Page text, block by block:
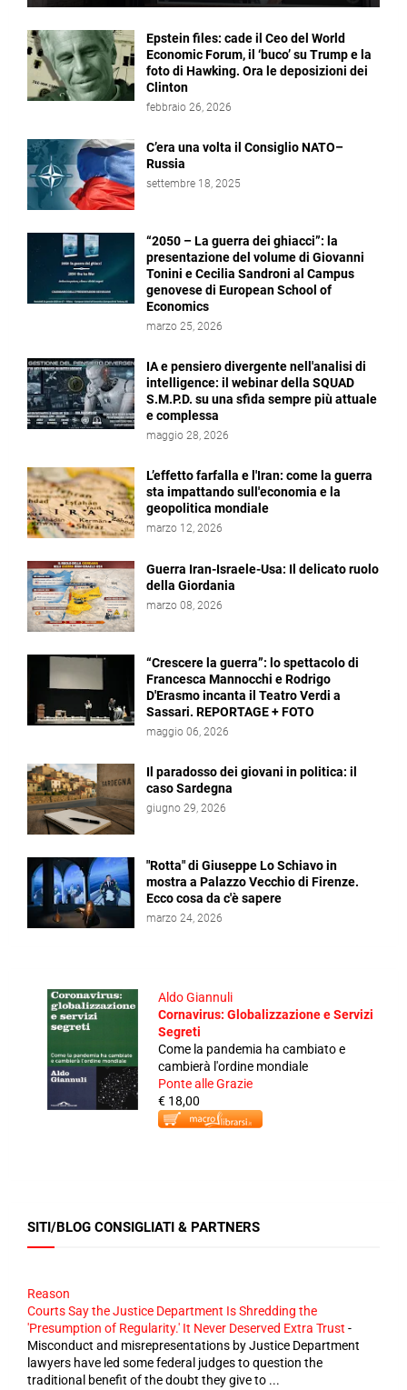
Epstein files: cade il Ceo del World
Economic Forum, il ‘buco’ su Trump e la
foto di Hawking. Ora le deposizioni dei
Clinton
febbraio 26, 2026
C’era una volta il Consiglio NATO–
Russia
settembre 18, 2025
“2050 – La guerra dei ghiacci”: la
presentazione del volume di Giovanni
Tonini e Cecilia Sandroni al Campus
genovese di European School of
Economics
marzo 25, 2026
IA e pensiero divergente nell'analisi di
intelligence: il webinar della SQUAD
S.M.P.D. su una sfida sempre più attuale
e complessa
maggio 28, 2026
L’effetto farfalla e l'Iran: come la guerra
sta impattando sull'economia e la
geopolitica mondiale
marzo 12, 2026
Guerra Iran-Israele-Usa: Il delicato ruolo
della Giordania
marzo 08, 2026
“Crescere la guerra”: lo spettacolo di
Francesca Mannocchi e Rodrigo
D'Erasmo incanta il Teatro Verdi a
Sassari. REPORTAGE + FOTO
maggio 06, 2026
Il paradosso dei giovani in politica: il
caso Sardegna
giugno 29, 2026
"Rotta" di Giuseppe Lo Schiavo in
mostra a Palazzo Vecchio di Firenze.
Ecco cosa da c'è sapere
marzo 24, 2026
Aldo Giannuli
Cornavirus: Globalizzazione e Servizi
Segreti
Come la pandemia ha cambiato e
cambierà l'ordine mondiale
Ponte alle Grazie
€ 18,00
SITI/BLOG CONSIGLIATI & PARTNERS
Reason
Courts Say the Justice Department Is Shredding the
'Presumption of Regularity.' It Never Deserved Extra Trust -
Misconduct and misrepresentations by Justice Department
lawyers have led some federal judges to question the
traditional benefit of the doubt they give to ...